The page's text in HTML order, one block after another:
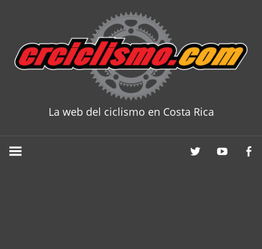
content
La web del ciclismo en Costa Rica